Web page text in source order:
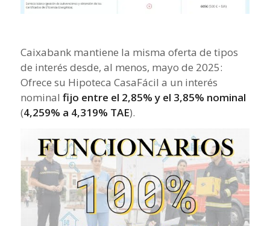
Caixabank mantiene la misma oferta de tipos
de interés desde, al menos, mayo de 2025:
Ofrece su Hipoteca CasaFácil a un interés
nominal fijo entre el 2,85% y el 3,85% nominal
(4,259% a 4,319% TAE).